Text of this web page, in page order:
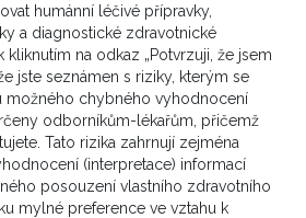
7/2004 si nahmatala bulku v
zhoubný nádor, 7/2004
chemoterapii 5x FAC ,
SE + EA v UVN, nádor T2
, ER 90% , PR 0, Ki 67 5% her2
VÍCE ZDE
humánní léčivé přípravky,
a diagnostické zdravotnické
na odkaz „Potvrzuji, že jsem
jste seznámen s riziky, kterým se
možného chybného vyhodnocení
odborníkům-lékařům, přičemž
Tato rizika zahrnují zejména
(interpretace) informací
posouzení vlastního zdravotního
mylné preference ve vztahu k